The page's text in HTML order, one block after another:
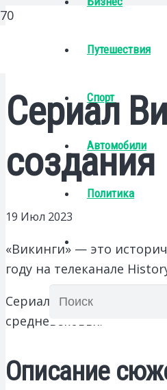
Путешествия
Спорт
Автомобили
Политика
Сериал
создания
19 Июл 2023
«Викинги» — это
году на телеканале
Сериал рассказывает
средневековья.
Описание